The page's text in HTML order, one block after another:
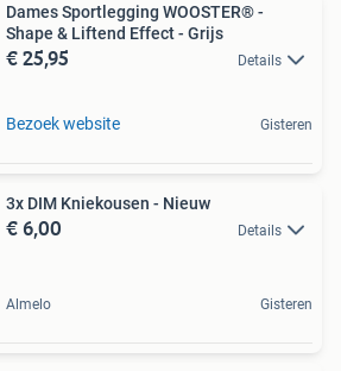
Dames Sportlegging WOOSTER® -
Shape & Liftend Effect - Grijs
€ 25,95 Details
Bezoek website Gisteren
3x DIM Kniekousen - Nieuw
€ 6,00 Details
Almelo Gisteren